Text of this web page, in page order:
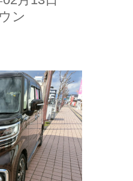
ン